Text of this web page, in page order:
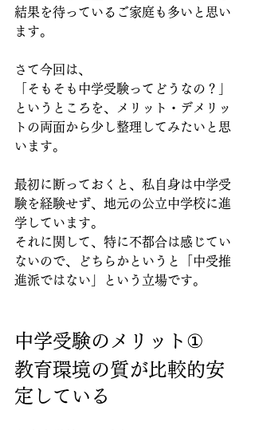
結果を待っているご家庭も多いと思い
ます。
さて今回は、
「そもそも中学受験ってどうなの？」
というところを、メリット・デメリッ
トの両面から少し整理してみたいと思
います。
最初に断っておくと、私自身は中学受
験を経験せず、地元の公立中学校に進
学しています。
それに関して、特に不都合は感じてい
ないので、どちらかというと「中受推
進派ではない」という立場です。
中学受験のメリット①
教育環境の質が比較的安
定している